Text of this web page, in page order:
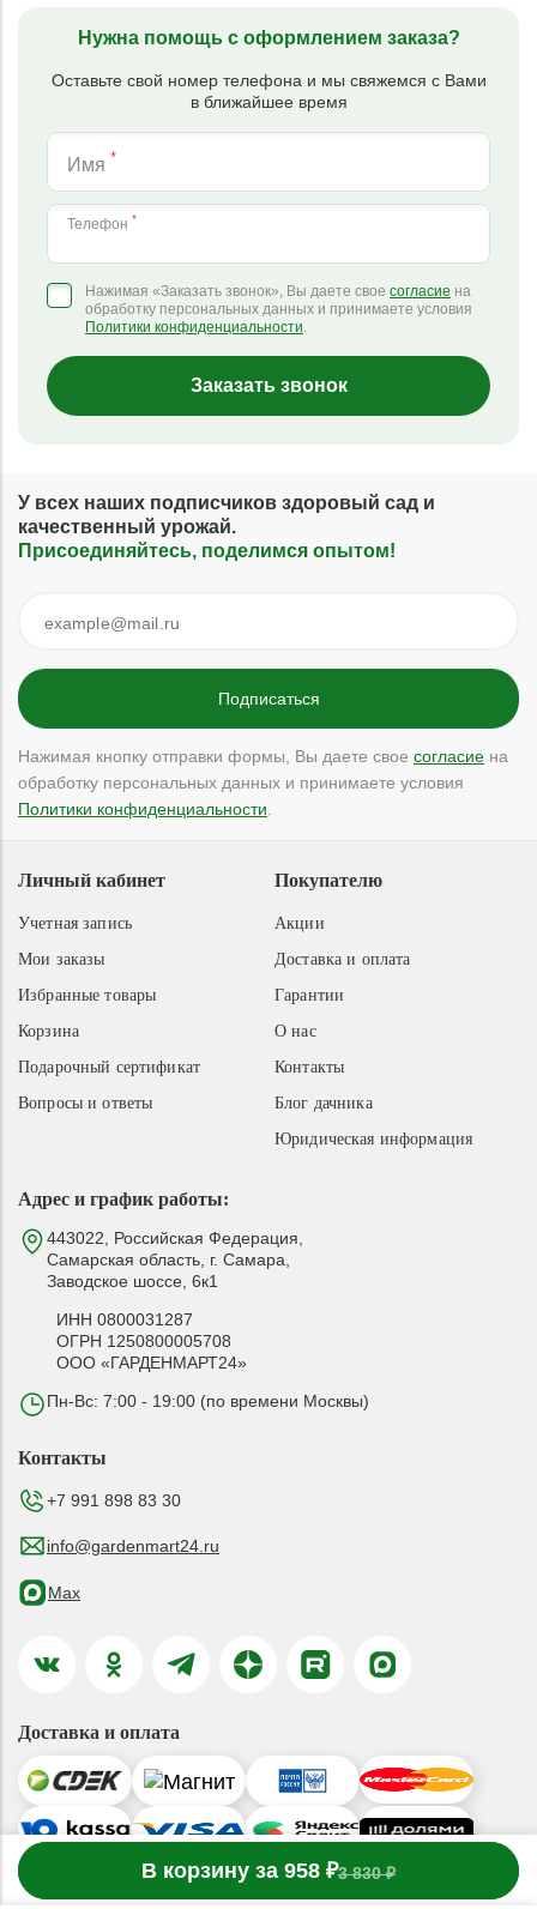
В корзину за 958 ₽3 830 ₽
1 товар в корзине
Нужна помощь с оформлением заказа?
Оставьте свой номер телефона и мы свяжемся с Вами
в ближайшее время
Имя *
Телефон *
Нажимая «Заказать звонок», Вы даете свое согласие на
обработку персональных данных и принимаете условия
Политики конфиденциальности.
Заказать звонок
У всех наших подписчиков здоровый сад и
качественный урожай.
Присоединяйтесь, поделимся опытом!
Нажимая кнопку отправки формы, Вы даете свое согласие на
обработку персональных данных и принимаете условия
Политики конфиденциальности
Адрес и график работы:
443022, Российская Федерация,
Самарская область, г. Самара,
Заводское шоссе, 6к1
ИНН 0800031287
ОГРН 1250800005708
ООО «ГАРДЕНМАРТ24»
Пн-Вс: 7:00 - 19:00 (по времени Москвы)
Покупателю
Акции
Доставка и оплата
Гарантии
О нас
Контакты
Блог дачника
Юридическая информация
Личный кабинет
Учетная запись
Мои заказы
Избранные товары
Корзина
Подарочный сертификат
Вопросы и ответы
Контакты
+7 991 898 83 30
info@gardenmart24.ru
Max
Доставка и оплата
© 2019-2026 ООО «ГАРДЕНМАРТ24»